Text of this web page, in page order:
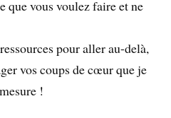
que vous voulez faire et ne
pour aller au-delà,
vos coups de cœur que je
!